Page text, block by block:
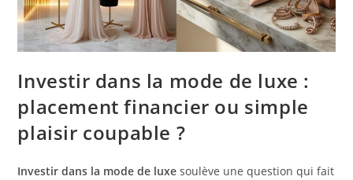
Investir dans la mode de luxe :
placement financier ou simple
plaisir coupable ?
Investir dans la mode de luxe soulève une question qui fait